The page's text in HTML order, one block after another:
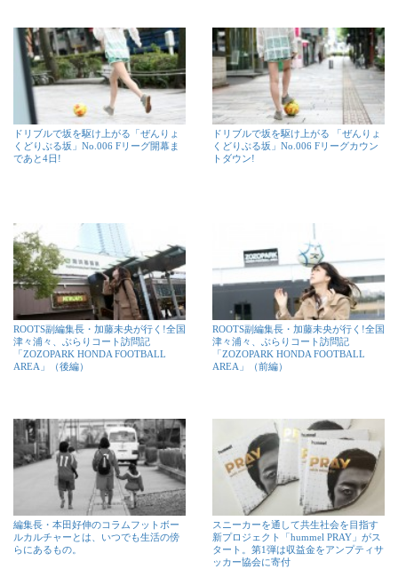
ドリブルで坂を駆け上がる「ぜんりょ
くどりぶる坂」No.006 Fリーグ開幕ま
であと4日!
ドリブルで坂を駆け上がる 「ぜんりょ
くどりぶる坂」No.006 Fリーグカウン
トダウン!
ROOTS副編集長・加藤未央が行く!全国
津々浦々、ぶらりコート訪問記
「ZOZOPARK HONDA FOOTBALL
AREA」（後編）
ROOTS副編集長・加藤未央が行く!全国
津々浦々、ぶらりコート訪問記
「ZOZOPARK HONDA FOOTBALL
AREA」（前編）
編集長・本田好伸のコラムフットボー
ルカルチャーとは、いつでも生活の傍
らにあるもの。
スニーカーを通して共生社会を目指す
新プロジェクト「hummel PRAY」がス
タート。第1弾は収益金をアンプティサ
ッカー協会に寄付